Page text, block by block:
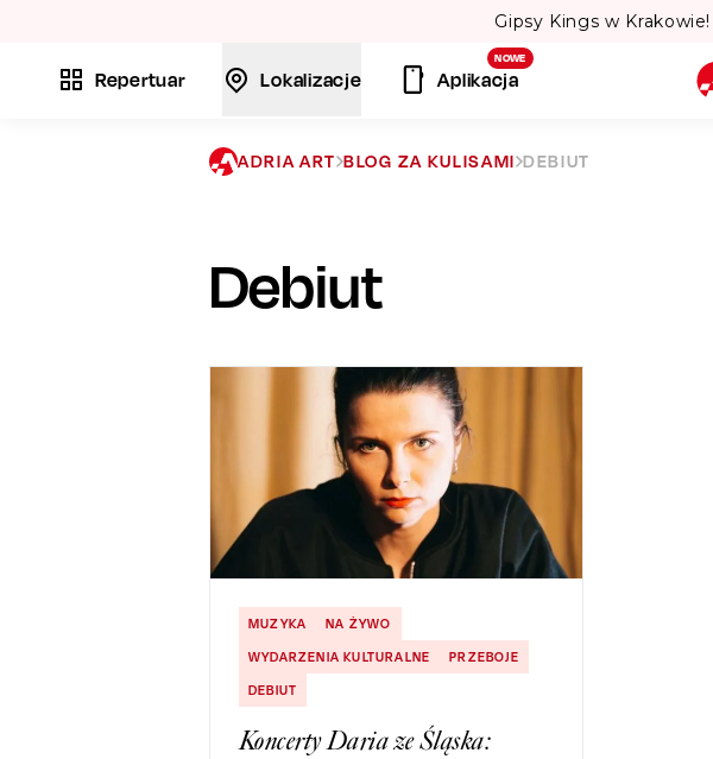
Repertuar Lokalizacje
NOWE
Aplikacja
ADRIA ART BLOG ZA KULISAMI DEBIUT
Debiut
MUZYKA
NA ŻYWO
WYDARZENIA KULTURALNE
PRZEBOJE
DEBIUT
Koncerty Daria ze Śląska: